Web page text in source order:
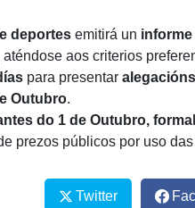
deportes emitirá un informe
aténdose aos criterios
para presentar
Outubro.
do 1 de Outubro,
prezos públicos por uso
Twitter